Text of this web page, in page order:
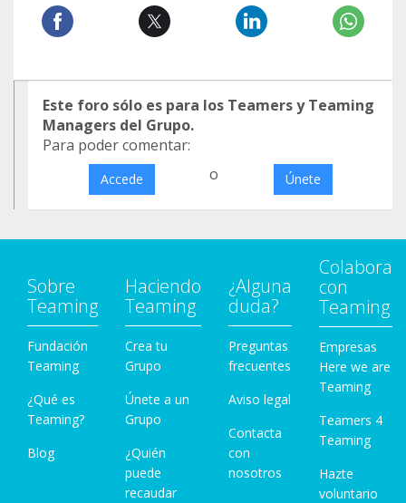
Este foro sólo es para los Teamers y Teaming
Managers del Grupo.
Para poder comentar:
Accede o Únete
Sobre
Teaming
Fundación
Teaming
¿Qué es
Teaming?
Blog
Haciendo
Teaming
Crea tu
Grupo
Únete a un
Grupo
¿Quién
puede
recaudar
¿Alguna
duda?
Preguntas
frecuentes
Aviso legal
Contacta
con
nosotros
Colabora
con
Teaming
Empresas
Here we are
Teaming
Teamers 4
Teaming
Hazte
voluntario